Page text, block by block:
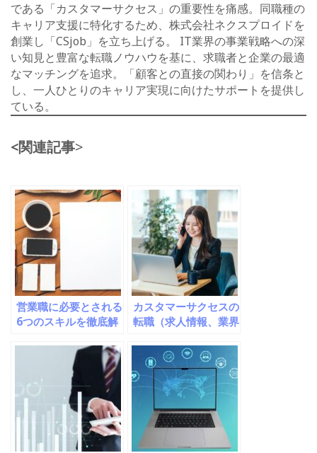
である「カスタマーサクセス」の重要性を痛感。同職種の
キャリア支援に特化するため、株式会社ネクスプロイドを
創業し「CSjob」を立ち上げる。 IT業界の事業戦略への深
い知見と豊富な転職ノウハウを基に、求職者と企業の最適
なマッチングを追求。「顧客との直接の関わり」を信条と
し、一人ひとりのキャリア実現に向けたサポートを提供し
ている。
<関連記事>
営業職に必要とされる
6つのスキルを徹底解
カスタマーサクセスの
転職（求人情報、業界
いて徹底解説！